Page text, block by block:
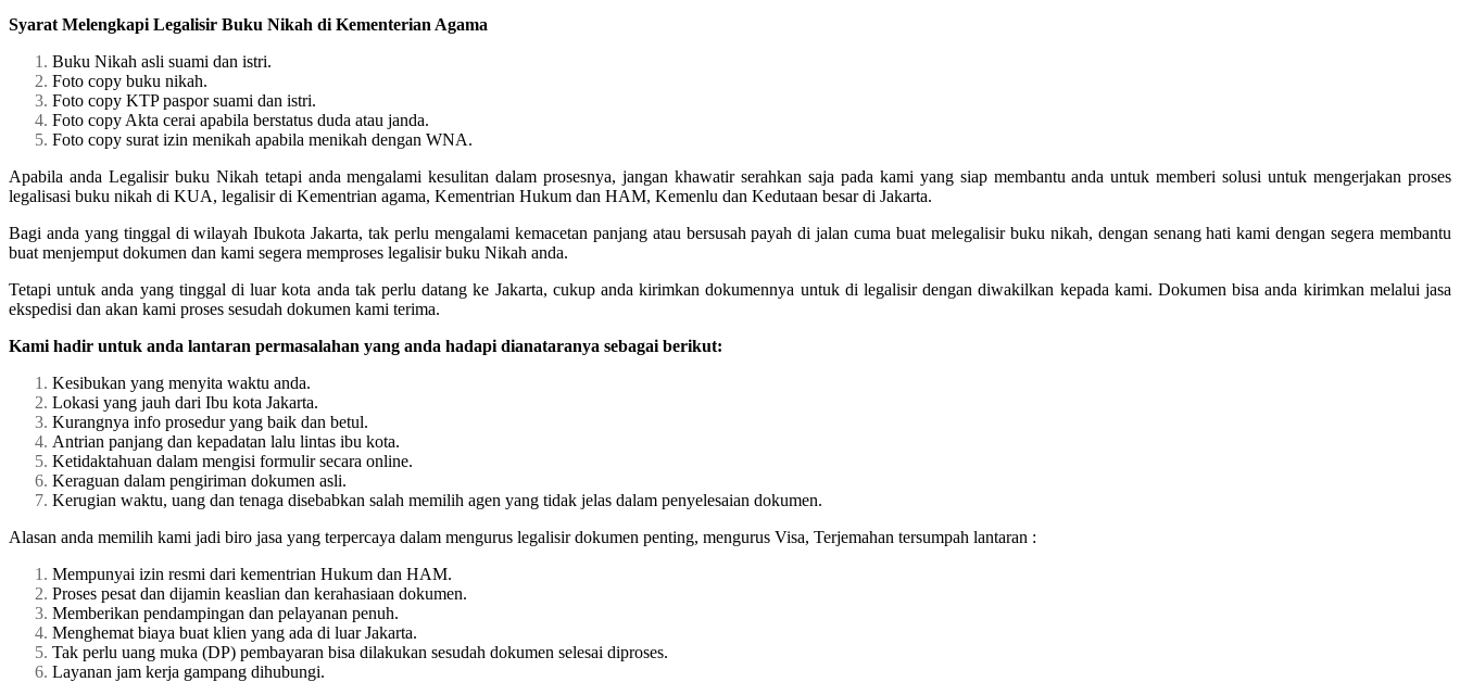
Syarat Melengkapi Legalisir Buku Nikah di Kementerian Agama
Buku Nikah asli suami dan istri.
Foto copy buku nikah.
Foto copy KTP paspor suami dan istri.
Foto copy Akta cerai apabila berstatus duda atau janda.
Foto copy surat izin menikah apabila menikah dengan WNA.
Apabila anda Legalisir buku Nikah tetapi anda mengalami kesulitan dalam prosesnya, jangan khawatir serahkan saja pada kami yang siap membantu anda untuk memberi solusi untuk mengerjakan proses
legalisasi buku nikah di KUA, legalisir di Kementrian agama, Kementrian Hukum dan HAM, Kemenlu dan Kedutaan besar di Jakarta.
Bagi anda yang tinggal di wilayah Ibukota Jakarta, tak perlu mengalami kemacetan panjang atau bersusah payah di jalan cuma buat melegalisir buku nikah, dengan senang hati kami dengan segera membantu
buat menjemput dokumen dan kami segera memproses legalisir buku Nikah anda.
Tetapi untuk anda yang tinggal di luar kota anda tak perlu datang ke Jakarta, cukup anda kirimkan dokumennya untuk di legalisir dengan diwakilkan kepada kami. Dokumen bisa anda kirimkan melalui jasa
ekspedisi dan akan kami proses sesudah dokumen kami terima.
Kami hadir untuk anda lantaran permasalahan yang anda hadapi dianataranya sebagai berikut:
Kesibukan yang menyita waktu anda.
Lokasi yang jauh dari Ibu kota Jakarta.
Kurangnya info prosedur yang baik dan betul.
Antrian panjang dan kepadatan lalu lintas ibu kota.
Ketidaktahuan dalam mengisi formulir secara online.
Keraguan dalam pengiriman dokumen asli.
Kerugian waktu, uang dan tenaga disebabkan salah memilih agen yang tidak jelas dalam penyelesaian dokumen.
Alasan anda memilih kami jadi biro jasa yang terpercaya dalam mengurus legalisir dokumen penting, mengurus Visa, Terjemahan tersumpah lantaran :
Mempunyai izin resmi dari kementrian Hukum dan HAM.
Proses pesat dan dijamin keaslian dan kerahasiaan dokumen.
Memberikan pendampingan dan pelayanan penuh.
Menghemat biaya buat klien yang ada di luar Jakarta.
Tak perlu uang muka (DP) pembayaran bisa dilakukan sesudah dokumen selesai diproses.
Layanan jam kerja gampang dihubungi.